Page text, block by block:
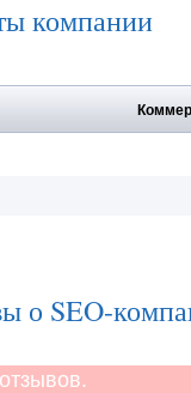
компании
о SEO-